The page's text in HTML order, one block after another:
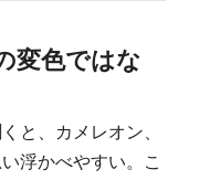
変色ではな
と、カメレオン、
浮かべやすい。こ